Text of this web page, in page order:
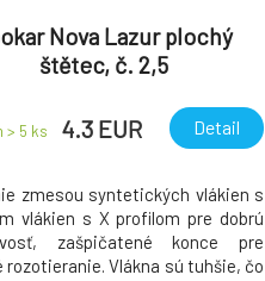
Nova Lazur plochý
štětec, č. 2,5
> 5 ks 4.3 EUR Detail
zmesou syntetických vlákien s
vlákien s X profilom pre dobrú
zašpičatené konce pre
rozotieranie. Vlákna sú tuhšie, čo